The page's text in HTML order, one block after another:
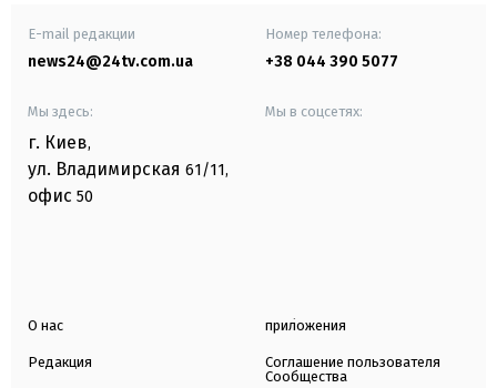
E-mail редакции
news24@24tv.com.ua
Номер телефона:
+38 044 390 5077
Мы здесь:
г. Киев,
ул. Владимирская 61/11,
офис 50
Мы в соцсетях:
О нас
Редакция
приложения
Соглашение пользователя
Сообщества